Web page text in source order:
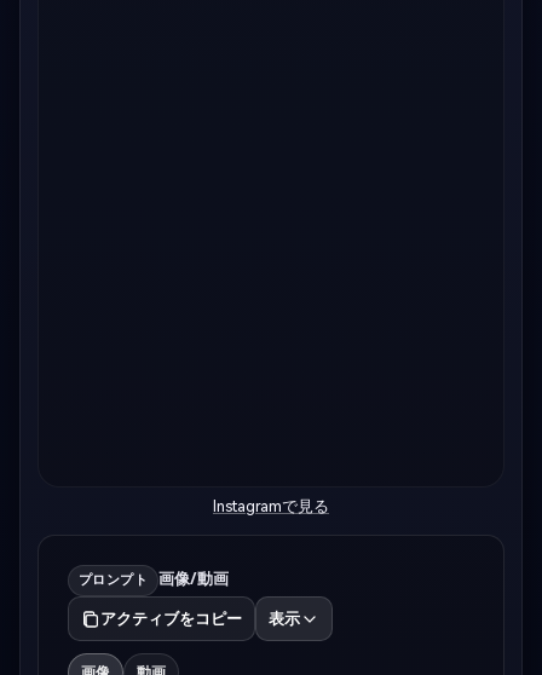
Instagramで見る
プロンプト 画像/動画
アクティブをコピー 表示